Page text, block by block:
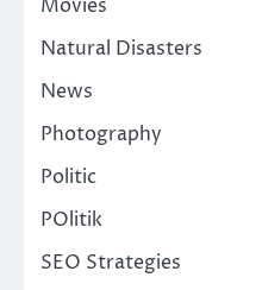
Movies
Natural Disasters
News
Photography
Politic
POlitik
SEO Strategies